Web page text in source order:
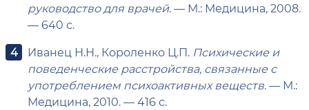
руководство для врачей. — М.: Медицина, 2008.
— 640 с.
Иванец Н.Н., Короленко Ц.П. Психические и
поведенческие расстройства, связанные с
употреблением психоактивных веществ. — М.:
Медицина, 2010. — 416 с.